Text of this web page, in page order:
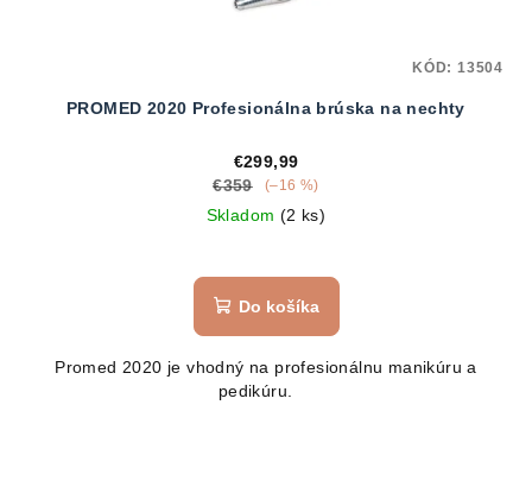
PROMED 2020 Profesionálna brúska na nechty
€299,99
€359
(–16 %)
Skladom (2 ks)
Do košíka
Promed 2020 je vhodný na profesionálnu manikúru a
pedikúru.
KÓD: 13504